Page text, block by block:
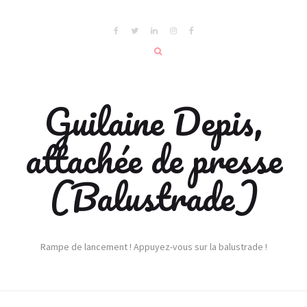
Guilaine Depis,
attachée de presse
(Balustrade)
Rampe de lancement ! Appuyez-vous sur la balustrade !